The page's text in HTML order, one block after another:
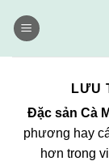
qua
LƯU
Đặc sản Cà
phương hay
hơn trong